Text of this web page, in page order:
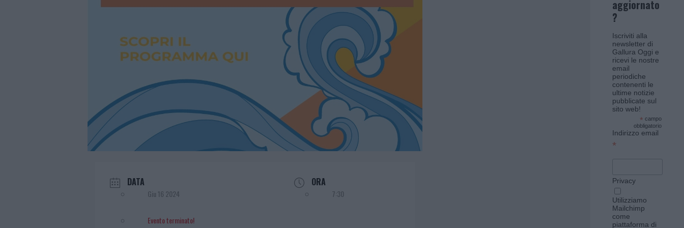
DATA
Giu 16 2024
Evento terminato!
ORA
7:30
aggiornato
?
Iscriviti alla
newsletter di
Gallura Oggi e
ricevi le nostre
email
periodiche
contenenti le
ultime notizie
pubblicate sul
sito web!
* campo
obbligatorio
Indirizzo email
*
Privacy
Utilizziamo
Mailchimp
come
piattaforma di